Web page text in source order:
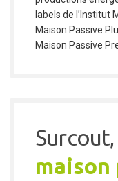
labels de l’Institut
Maison Passive
Maison Passive
Surcout,